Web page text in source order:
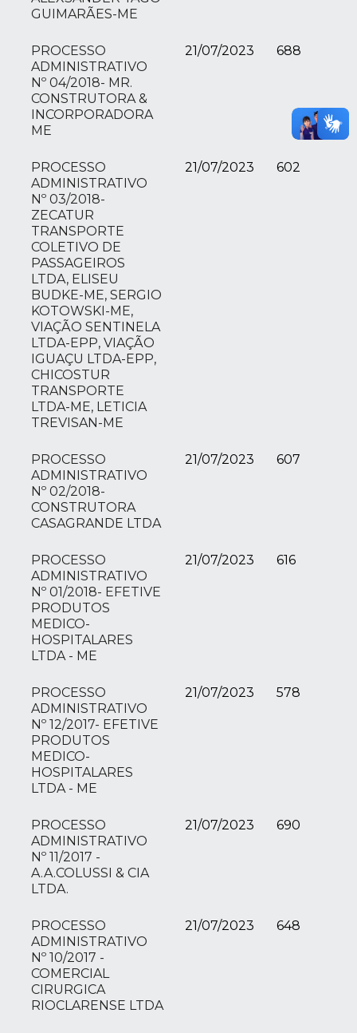
GUIMARÃES-ME
PROCESSO
ADMINISTRATIVO
Nº 04/2018- MR.
CONSTRUTORA &
INCORPORADORA
ME
21/07/2023 688
PROCESSO
ADMINISTRATIVO
Nº 03/2018-
ZECATUR
TRANSPORTE
COLETIVO DE
PASSAGEIROS
LTDA, ELISEU
BUDKE-ME, SERGIO
KOTOWSKI-ME,
VIAÇÃO SENTINELA
LTDA-EPP, VIAÇÃO
IGUAÇU LTDA-EPP,
CHICOSTUR
TRANSPORTE
LTDA-ME, LETICIA
TREVISAN-ME
21/07/2023 602
PROCESSO
ADMINISTRATIVO
Nº 02/2018-
CONSTRUTORA
CASAGRANDE LTDA
21/07/2023 607
PROCESSO
ADMINISTRATIVO
Nº 01/2018- EFETIVE
PRODUTOS
MEDICO-
HOSPITALARES
LTDA - ME
21/07/2023 616
PROCESSO
ADMINISTRATIVO
Nº 12/2017- EFETIVE
PRODUTOS
MEDICO-
HOSPITALARES
LTDA - ME
21/07/2023 578
PROCESSO
ADMINISTRATIVO
Nº 11/2017 -
A.A.COLUSSI & CIA
LTDA.
21/07/2023 690
PROCESSO
ADMINISTRATIVO
Nº 10/2017 -
COMERCIAL
CIRURGICA
RIOCLARENSE LTDA
21/07/2023 648